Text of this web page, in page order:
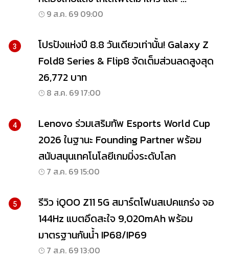
9 ส.ค. 69 09:00
3
โปรปังแห่งปี 8.8 วันเดียวเท่านั้น! Galaxy Z
Fold8 Series & Flip8 จัดเต็มส่วนลดสูงสุด
26,772 บาท
8 ส.ค. 69 17:00
4
Lenovo ร่วมเสริมทัพ Esports World Cup
2026 ในฐานะ Founding Partner พร้อม
สนับสนุนเทคโนโลยีเกมมิ่งระดับโลก
7 ส.ค. 69 15:00
5
รีวิว iQOO Z11 5G สมาร์ตโฟนสเปคแกร่ง จอ
144Hz แบตอึดสะใจ 9,020mAh พร้อม
มาตรฐานกันน้ำ IP68/IP69
7 ส.ค. 69 13:00